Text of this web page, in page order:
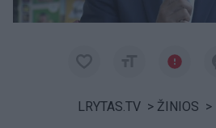
LRYTAS.TV > ŽINIOS >